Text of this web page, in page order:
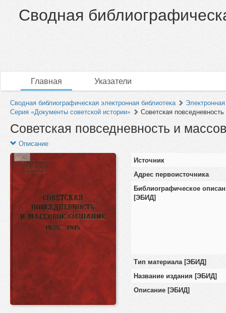
Сводная
Главная Указатели
Сводная библиографическая электронная библиотека
Серия «Документы советской истории»
Советская
Советская повседневность и
Описание
Источник
Адрес первоисточника
Библиографическое
[ЭБИД]
Тип материала [ЭБИД]
Название издания [ЭБИД]
Описание [ЭБИД]